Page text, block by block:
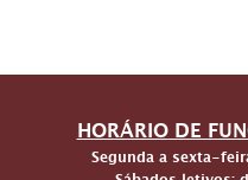
HORÁRIO DE
Segunda a sexta-